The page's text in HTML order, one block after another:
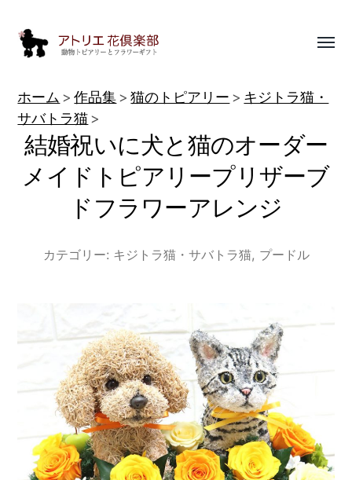
動
物
ト
ピ
ア
|
ト
エ
花
ホーム 作品集 猫のトピアリー
キジトラ猫・
サバトラ猫
結婚祝いに犬と猫のオーダー
メイドトピアリープリザーブ
ドフラワーアレンジ
カテゴリー: キジトラ猫・サバトラ猫, プードル